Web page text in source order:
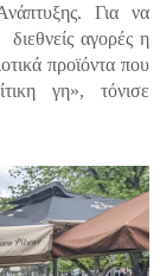
Για να
αγορές η
προϊόντα που
γη», τόνισε